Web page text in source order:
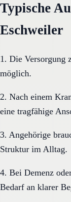
Typische
Eschweiler
1. Die Versorgung
möglich.
2. Nach einem
eine tragfähige
3. Angehörige
Struktur im Alltag.
4. Bei Demenz
Bedarf an klarer